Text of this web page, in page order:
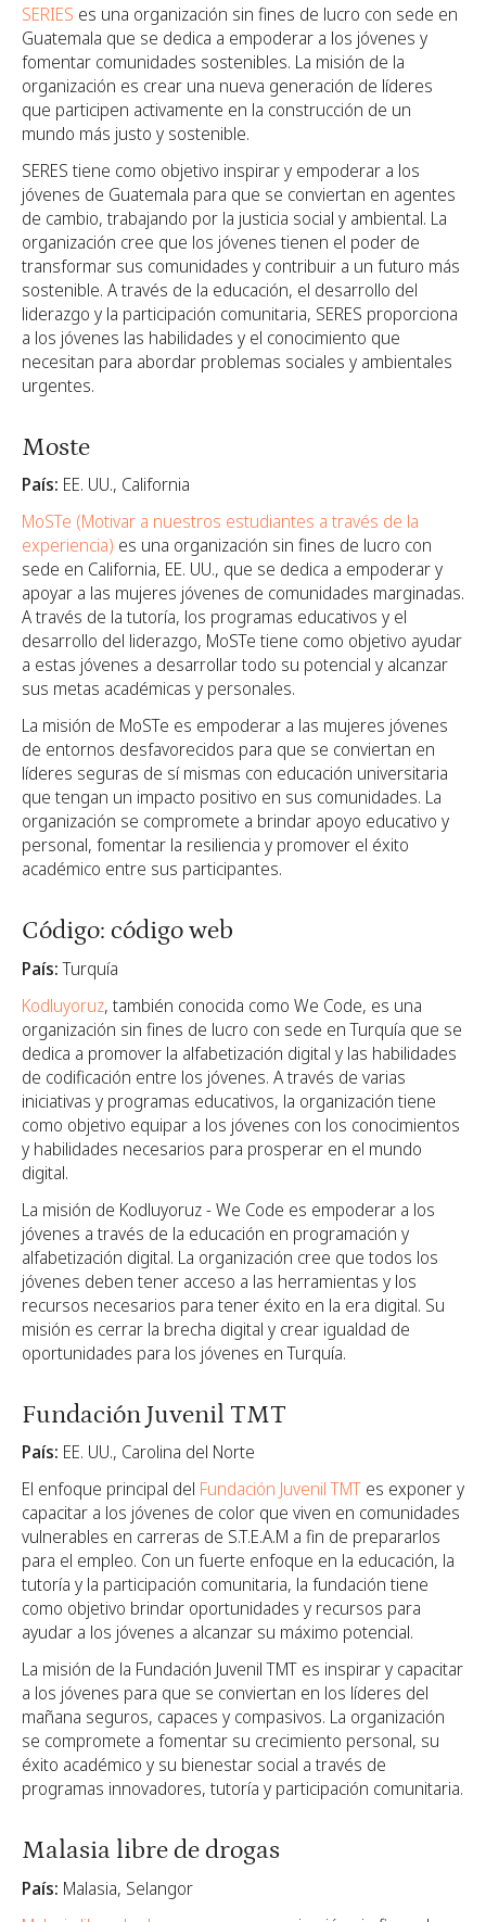
SERIES es una organización sin fines de lucro con sede en
Guatemala que se dedica a empoderar a los jóvenes y
fomentar comunidades sostenibles. La misión de la
organización es crear una nueva generación de líderes
que participen activamente en la construcción de un
mundo más justo y sostenible.
SERES tiene como objetivo inspirar y empoderar a los
jóvenes de Guatemala para que se conviertan en agentes
de cambio, trabajando por la justicia social y ambiental. La
organización cree que los jóvenes tienen el poder de
transformar sus comunidades y contribuir a un futuro más
sostenible. A través de la educación, el desarrollo del
liderazgo y la participación comunitaria, SERES proporciona
a los jóvenes las habilidades y el conocimiento que
necesitan para abordar problemas sociales y ambientales
urgentes.
Moste
País: EE. UU., California
MoSTe (Motivar a nuestros estudiantes a través de la
experiencia) es una organización sin fines de lucro con
sede en California, EE. UU., que se dedica a empoderar y
apoyar a las mujeres jóvenes de comunidades marginadas.
A través de la tutoría, los programas educativos y el
desarrollo del liderazgo, MoSTe tiene como objetivo ayudar
a estas jóvenes a desarrollar todo su potencial y alcanzar
sus metas académicas y personales.
La misión de MoSTe es empoderar a las mujeres jóvenes
de entornos desfavorecidos para que se conviertan en
líderes seguras de sí mismas con educación universitaria
que tengan un impacto positivo en sus comunidades. La
organización se compromete a brindar apoyo educativo y
personal, fomentar la resiliencia y promover el éxito
académico entre sus participantes.
Código: código web
País:Turquía
Kodluyoruz, también conocida como We Code, es una
organización sin fines de lucro con sede en Turquía que se
dedica a promover la alfabetización digital y las habilidades
de codificación entre los jóvenes. A través de varias
iniciativas y programas educativos, la organización tiene
como objetivo equipar a los jóvenes con los conocimientos
y habilidades necesarios para prosperar en el mundo
digital.
La misión de Kodluyoruz - We Code es empoderar a los
jóvenes a través de la educación en programación y
alfabetización digital. La organización cree que todos los
jóvenes deben tener acceso a las herramientas y los
recursos necesarios para tener éxito en la era digital. Su
misión es cerrar la brecha digital y crear igualdad de
oportunidades para los jóvenes en Turquía.
Fundación Juvenil TMT
País: EE. UU., Carolina del Norte
El enfoque principal del Fundación Juvenil TMT es exponer y
capacitar a los jóvenes de color que viven en comunidades
vulnerables en carreras de S.T.E.A.M a fin de prepararlos
para el empleo. Con un fuerte enfoque en la educación, la
tutoría y la participación comunitaria, la fundación tiene
como objetivo brindar oportunidades y recursos para
ayudar a los jóvenes a alcanzar su máximo potencial.
La misión de la Fundación Juvenil TMT es inspirar y capacitar
a los jóvenes para que se conviertan en los líderes del
mañana seguros, capaces y compasivos. La organización
se compromete a fomentar su crecimiento personal, su
éxito académico y su bienestar social a través de
programas innovadores, tutoría y participación comunitaria.
Malasia libre de drogas
País: Malasia, Selangor